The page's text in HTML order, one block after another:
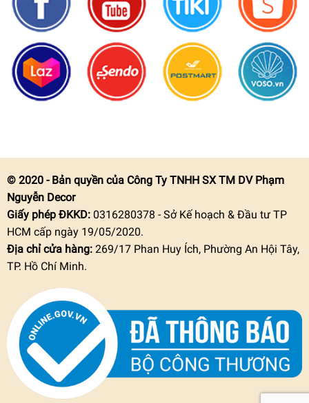
© 2020 - Bản quyền của Công Ty TNHH SX TM DV Phạm
Nguyễn Decor
Giấy phép ĐKKD:0316280378 - Sở Kế hoạch & Đầu tư TP
HCM cấp ngày 19/05/2020.
Địa chỉ cửa hàng: 269/17 Phan Huy Ích, Phường An Hội Tây,
TP. Hồ Chí Minh.